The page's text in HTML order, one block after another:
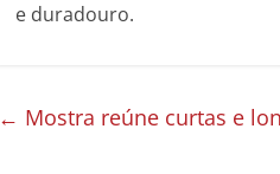
e duradouro.
← Mostra reúne curtas e